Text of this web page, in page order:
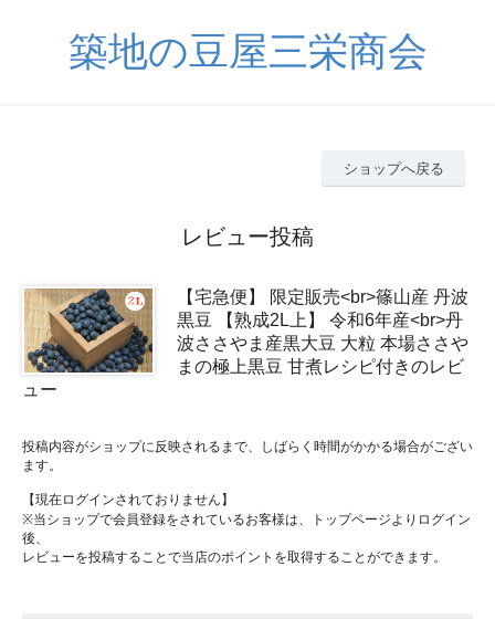
築地の豆屋三栄商会
ショップへ戻る
レビュー投稿
【宅急便】 限定販売<br>篠山産 丹波
黒豆 【熟成2L上】 令和6年産<br>丹
波ささやま産黒大豆 大粒 本場ささや
まの極上黒豆 甘煮レシピ付きのレビ
ュー
投稿内容がショップに反映されるまで、しばらく時間がかかる場合がござい
ます。
【現在ログインされておりません】
※当ショップで会員登録をされているお客様は、トップページよりログイン
後、
レビューを投稿することで当店のポイントを取得することができます。